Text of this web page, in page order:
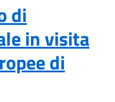
di
in visita
di